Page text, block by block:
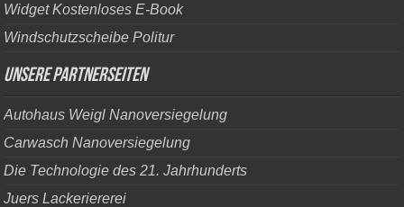
Widget Kostenloses E-Book
Windschutzscheibe Politur
Unsere Partnerseiten
Autohaus Weigl Nanoversiegelung
Carwasch Nanoversiegelung
Die Technologie des 21. Jahrhunderts
Juers Lackeriererei